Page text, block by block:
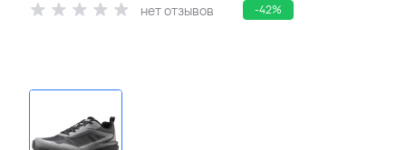
нет отзывов -42%